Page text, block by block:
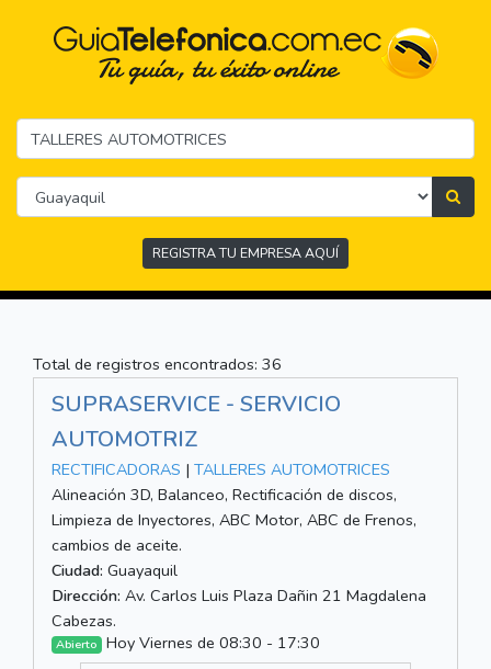
REGISTRA TU EMPRESA AQUÍ
Total de registros encontrados: 36
SUPRASERVICE - SERVICIO
AUTOMOTRIZ
RECTIFICADORAS | TALLERES AUTOMOTRICES
Alineación 3D, Balanceo, Rectificación de discos,
Limpieza de Inyectores, ABC Motor, ABC de Frenos,
cambios de aceite.
Ciudad: Guayaquil
Dirección: Av. Carlos Luis Plaza Dañin 21 Magdalena
Cabezas.
Abierto Hoy Viernes de 08:30 - 17:30